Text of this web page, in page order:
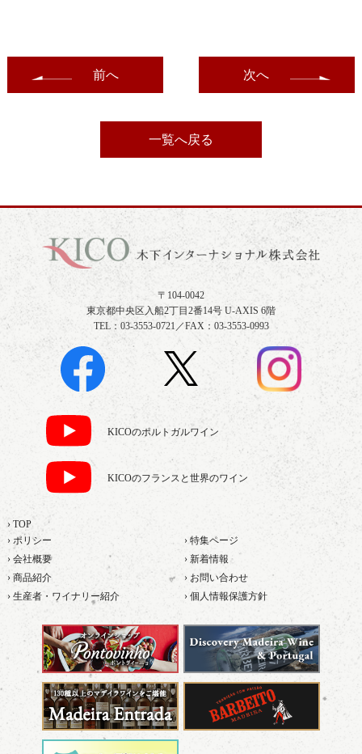
前へ
一覧へ戻る
次へ
〒104-0042
東京都中央区入船2丁目2番14号 U-AXIS 6階
TEL：03-3553-0721／FAX：03-3553-0993
KICOのポルトガルワイン
KICOのフランスと世界のワイン
› TOP
› ポリシー
› 特集ページ
› 会社概要
› 新着情報
› 商品紹介
› お問い合わせ
› 生産者・ワイナリー紹介
› 個人情報保護方針